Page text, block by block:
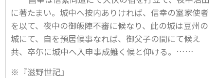
に著たまい。城中へ按内ありければ、信幸の室家使者
を以て、夜中の御皈陣不審に候なり、此の城は豆州の
城にて、自を預居候事なれば、御父子の間にて候え
共、卒尓に城中へ入申事成難く候と仰ける。……
※『滋野世記』